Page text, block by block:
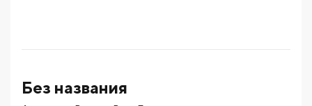
Без названия